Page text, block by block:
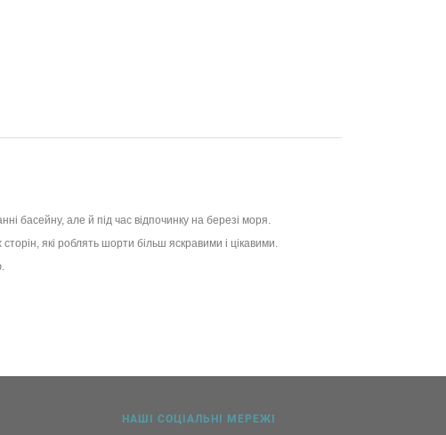
басейну, але й під час відпочинку на березі моря.
які роблять шорти більш яскравими і цікавими.
НАШІ СОЦІАЛЬНІ МЕРЕЖІ